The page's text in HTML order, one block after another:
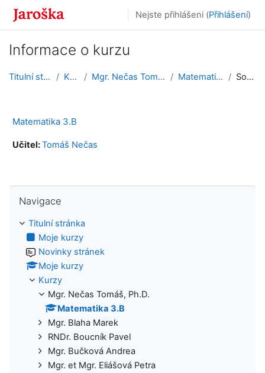
Přejít k hlavnímu obsahu
Nejste přihlášeni (Přihlášení)
Informace o kurzu
Titulní stránka Kurzy Mgr. Nečas Tomáš, Ph.D. Matematika 3.B Souhrn
Matematika 3.B
Učitel:Tomáš Nečas
Navigace
Titulní stránka
Moje kurzy
Novinky stránek
Moje kurzy
Kurzy
Mgr. Nečas Tomáš, Ph.D.
Matematika 3.B
Mgr. Blaha Marek
RNDr. Boucník Pavel
Mgr. Bučková Andrea
Mgr. et Mgr. Eliášová Petra